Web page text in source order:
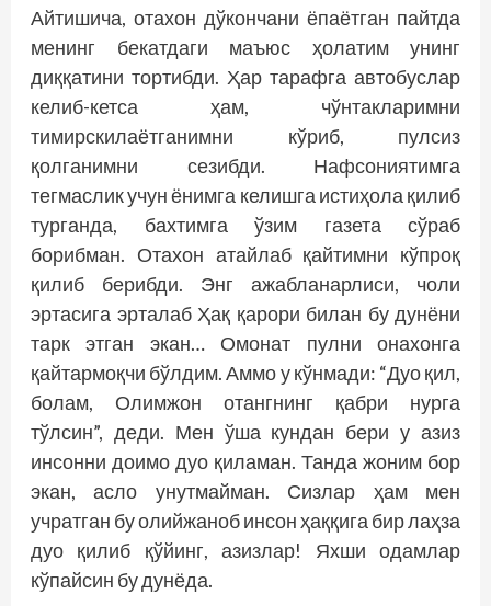
Айтишича, отахон дўкончани ёпаётган пайтда
менинг бекатдаги маъюс ҳолатим унинг
диққатини тортибди. Ҳар тарафга автобуслар
келиб-кетса ҳам, чўнтакларимни
тимирскилаётганимни кўриб, пулсиз
қолганимни сезибди. Нафсониятимга
тегмаслик учун ёнимга келишга истиҳола қилиб
турганда, бахтимга ўзим газета сўраб
борибман. Отахон атайлаб қайтимни кўпроқ
қилиб берибди. Энг ажабланарлиси, чоли
эртасига эрталаб Ҳақ қарори билан бу дунёни
тарк этган экан… Омонат пулни онахонга
қайтармоқчи бўлдим. Аммо у кўнмади: “Дуо қил,
болам, Олимжон отангнинг қабри нурга
тўлсин”, деди. Мен ўша кундан бери у азиз
инсонни доимо дуо қиламан. Танда жоним бор
экан, асло унутмайман. Сизлар ҳам мен
учратган бу олийжаноб инсон ҳаққига бир лаҳза
дуо қилиб қўйинг, азизлар! Яхши одамлар
кўпайсин бу ­дунёда.